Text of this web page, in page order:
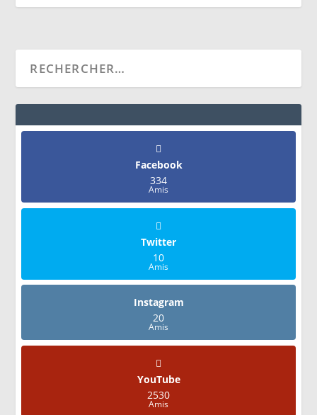
Facebook
334
Amis
Twitter
10
Amis
Instagram
20
Amis
YouTube
2530
Amis